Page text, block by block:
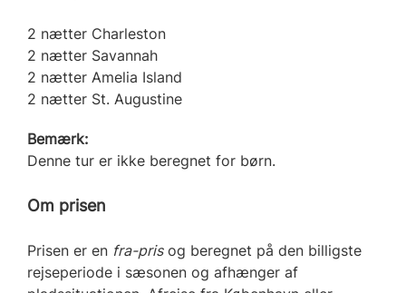
2 nætter Charleston
2 nætter Savannah
2 nætter Amelia Island
2 nætter St. Augustine
Bemærk:
Denne tur er ikke beregnet for børn.
Om prisen
Prisen er en fra-prisog beregnet på den billigste
rejseperiode i sæsonen og afhænger af